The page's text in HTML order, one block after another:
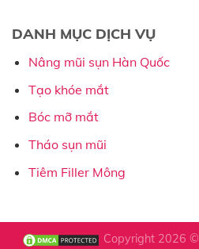
DANH MỤC DỊCH VỤ
Nâng mũi sụn Hàn Quốc
Tạo khóe mắt
Bóc mỡ mắt
Tháo sụn mũi
Tiêm Filler Mông
Copyright 2026 ©